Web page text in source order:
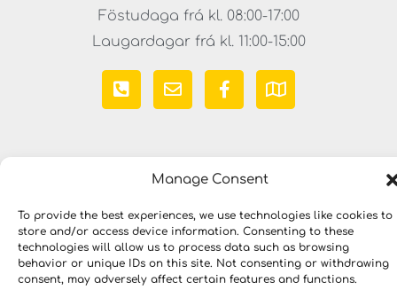
Manage Consent
To provide the best experiences, we use technologies like cookies to
store and/or access device information. Consenting to these
technologies will allow us to process data such as browsing
behavior or unique IDs on this site. Not consenting or withdrawing
consent, may adversely affect certain features and functions.
Föstudaga frá kl. 08:00-17:00
Laugardagar frá kl. 11:00-15:00
Copyright © 2023 LYKILLAUSNIR. Öll réttindi áskilin